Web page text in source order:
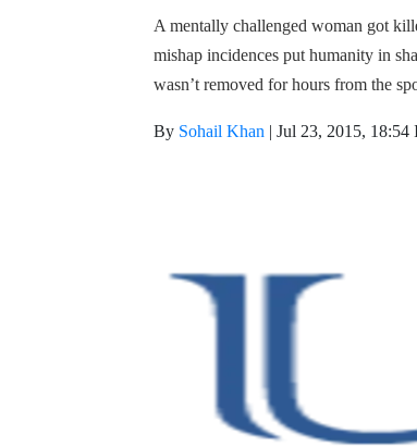
A mentally challenged woman got
mishap incidences put humanity in
wasn’t removed for hours from the
By Sohail Khan | Jul 23, 2015, 18:54